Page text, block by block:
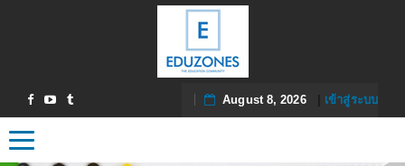
August 8, 2026| เข้าสู่ระบบ
Toggle navigation